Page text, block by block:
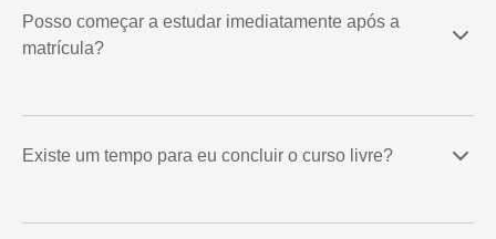
Posso começar a estudar imediatamente após a
matrícula?
Existe um tempo para eu concluir o curso livre?